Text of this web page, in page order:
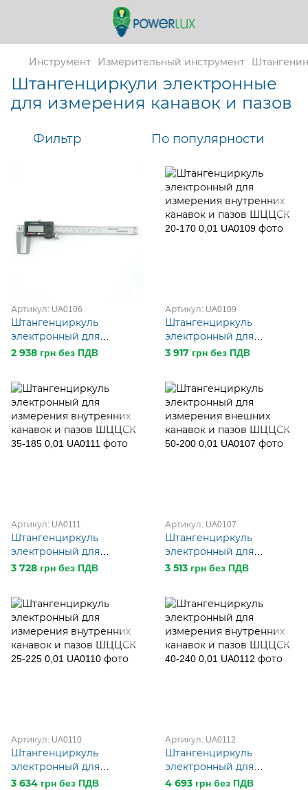
Инструмент Измерительный инструмент
Штангенциркули электронные
для измерения канавок и пазов
Фильтр По популярности
Артикул: UA0106
Штангенциркуль
электронный для
измерения внешних
2 938 грн без ПДВ
Артикул: UA0109
Штангенциркуль
электронный для
измерения внутренних
3 917 грн без ПДВ
Артикул: UA0111
Штангенциркуль
электронный для
измерения внутренних
3 728 грн без ПДВ
Артикул: UA0107
Штангенциркуль
электронный для
измерения внешних
3 513 грн без ПДВ
Артикул: UA0110
Штангенциркуль
электронный для
измерения внутренних
3 634 грн без ПДВ
Артикул: UA0112
Штангенциркуль
электронный для
измерения внутренних
4 693 грн без ПДВ